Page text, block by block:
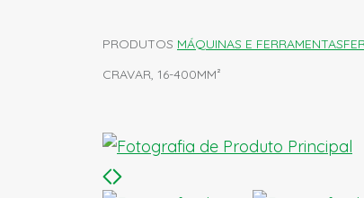
PRODUTOS MÁQUINAS E FERRAMENTAS
CRAVAR, 16-400MM²